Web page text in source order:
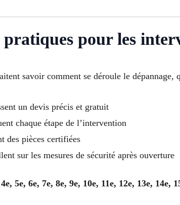
pratiques pour les
savoir comment se déroule le
un devis précis et gratuit
chaque étape de l’intervention
des pièces certifiées
sur les mesures de sécurité après ouverture
5e, 6e, 7e, 8e, 9e, 10e, 11e, 12e, 13e, 14e,